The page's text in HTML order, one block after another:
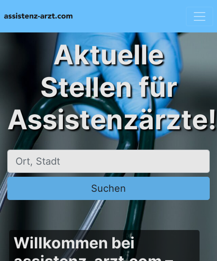
Aktuelle
Stellen für
Assistenzärzte!
Ort, Stadt
Suchen
Willkommen bei